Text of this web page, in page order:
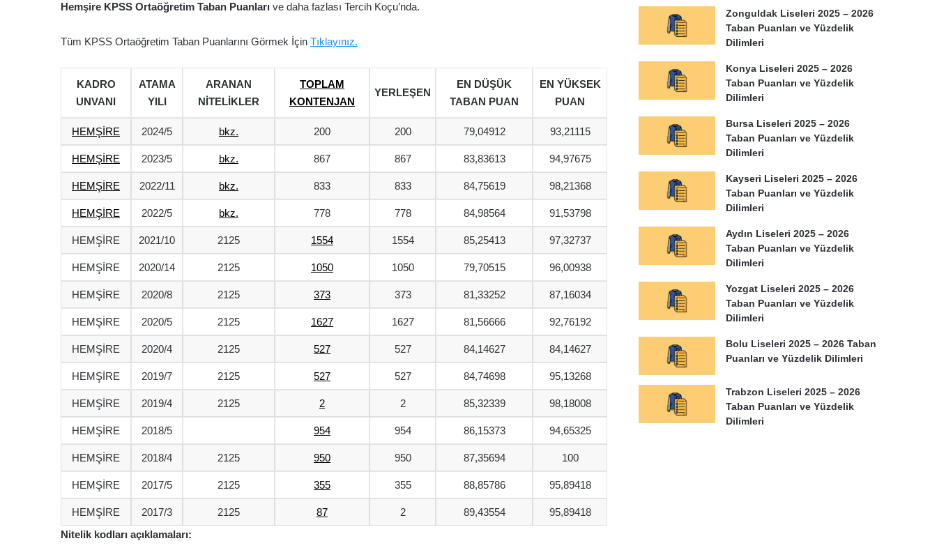
Hemşire KPSS Ortaöğretim Taban Puanları ve daha fazlası Tercih Koçu’nda.
Tüm KPSS Ortaöğretim Taban Puanlarını Görmek İçin Tıklayınız.
KADRO
UNVANI
ATAMA
YILI
ARANAN
NİTELİKLER
TOPLAM
KONTENJAN
YERLEŞEN
EN DÜŞÜK
TABAN PUAN
EN YÜKSEK
PUAN
HEMŞİRE 2024/5 bkz. 200 200 79,04912 93,21115
HEMŞİRE 2023/5 bkz. 867 867 83,83613 94,97675
HEMŞİRE 2022/11 bkz. 833 833 84,75619 98,21368
HEMŞİRE 2022/5 bkz. 778 778 84,98564 91,53798
HEMŞİRE 2021/10 2125 1554 1554 85,25413 97,32737
HEMŞİRE 2020/14 2125 1050 1050 79,70515 96,00938
HEMŞİRE 2020/8 2125 373 373 81,33252 87,16034
HEMŞİRE 2020/5 2125 1627 1627 81,56666 92,76192
HEMŞİRE 2020/4 2125 527 527 84,14627 84,14627
HEMŞİRE 2019/7 2125 527 527 84,74698 95,13268
HEMŞİRE 2019/4 2125 2 2 85,32339 98,18008
HEMŞİRE 2018/5 954 954 86,15373 94,65325
HEMŞİRE 2018/4 2125 950 950 87,35694 100
HEMŞİRE 2017/5 2125 355 355 88,85786 95,89418
HEMŞİRE 2017/3 2125 87 2 89,43554
95,89418
Nitelik kodları açıklamaları:
Zonguldak Liseleri 2025 – 2026
Taban Puanları ve Yüzdelik
Dilimleri
Konya Liseleri 2025 – 2026
Taban Puanları ve Yüzdelik
Dilimleri
Bursa Liseleri 2025 – 2026
Taban Puanları ve Yüzdelik
Dilimleri
Kayseri Liseleri 2025 – 2026
Taban Puanları ve Yüzdelik
Dilimleri
Aydın Liseleri 2025 – 2026
Taban Puanları ve Yüzdelik
Dilimleri
Yozgat Liseleri 2025 – 2026
Taban Puanları ve Yüzdelik
Dilimleri
Bolu Liseleri 2025 – 2026 Taban
Puanları ve Yüzdelik Dilimleri
Trabzon Liseleri 2025 – 2026
Taban Puanları ve Yüzdelik
Dilimleri